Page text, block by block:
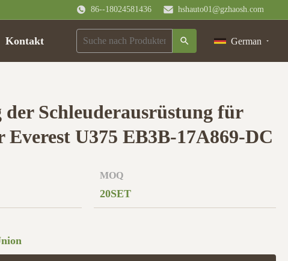
86--18024581436 hshauto01@gzhaosh.com
Kontakt German
Schleuderausrüstung für
Everest U375 EB3B-17A869-DC
MOQ
20SET